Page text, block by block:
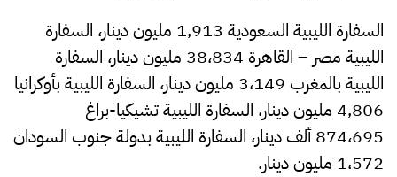
السفارة الليبية السعودية 1,913 مليون دينار، السفارة
الليبية مصر – القاهرة 38،834 مليون دينار، السفارة
الليبية بالمغرب 3،149 مليون دينار، السفارة الليبية بأوكرانيا
4,806 مليون دينار، السفارة الليبية تشيكيا-براغ
874،695 ألف دينار، السفارة الليبية بدولة جنوب السودان
1،572 مليون دينار.